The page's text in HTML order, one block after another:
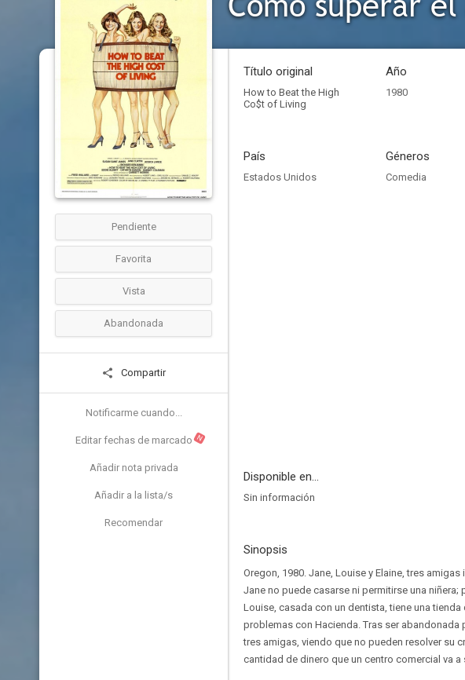
Pendiente
Favorita
Vista
Abandonada
Compartir
Notificarme cuando...
Editar fechas de marcado N
Añadir nota privada
Añadir a la lista/s
Recomendar
Título original
How to Beat the High
Co$t of Living
Año
1980
País
Estados Unidos
Géneros
Comedia
Disponible en...
Sin información
Sinopsis
Oregon, 1980. Jane, Louise y Elaine, tres
Jane no puede casarse ni permitirse una
Louise, casada con un dentista, tiene una
problemas con Hacienda. Tras ser
tres amigas, viendo que no pueden resolver su
cantidad de dinero que un centro comercial va